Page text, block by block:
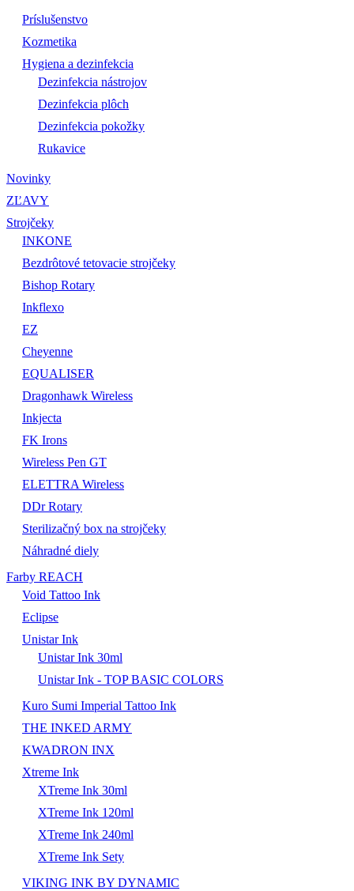
Príslušenstvo
Kozmetika
Hygiena a dezinfekcia
Dezinfekcia nástrojov
Dezinfekcia plôch
Dezinfekcia pokožky
Rukavice
Novinky
ZĽAVY
Strojčeky
INKONE
Bezdrôtové tetovacie strojčeky
Bishop Rotary
Inkflexo
EZ
Cheyenne
EQUALISER
Dragonhawk Wireless
Inkjecta
FK Irons
Wireless Pen GT
ELETTRA Wireless
DDr Rotary
Sterilizačný box na strojčeky
Náhradné diely
Farby REACH
Void Tattoo Ink
Eclipse
Unistar Ink
Unistar Ink 30ml
Unistar Ink - TOP BASIC COLORS
Kuro Sumi Imperial Tattoo Ink
THE INKED ARMY
KWADRON INX
Xtreme Ink
XTreme Ink 30ml
XTreme Ink 120ml
XTreme Ink 240ml
XTreme Ink Sety
VIKING INK BY DYNAMIC